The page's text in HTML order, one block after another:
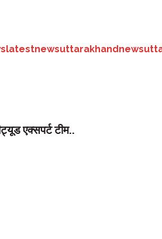
latestnewsuttarakhandnews
एक्सपर्ट टीम..